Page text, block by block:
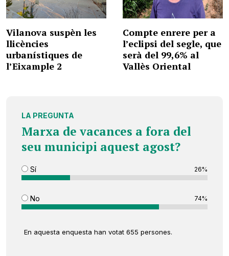
Vilanova suspèn les
llicències
urbanístiques de
l’Eixample 2
Compte enrere per a
l’eclipsi del segle, que
serà del 99,6% al
Vallès Oriental
LA PREGUNTA
Marxa de vacances a fora del
seu municipi aquest agost?
Sí 26%
No 74%
En aquesta enquesta han votat 655 persones.